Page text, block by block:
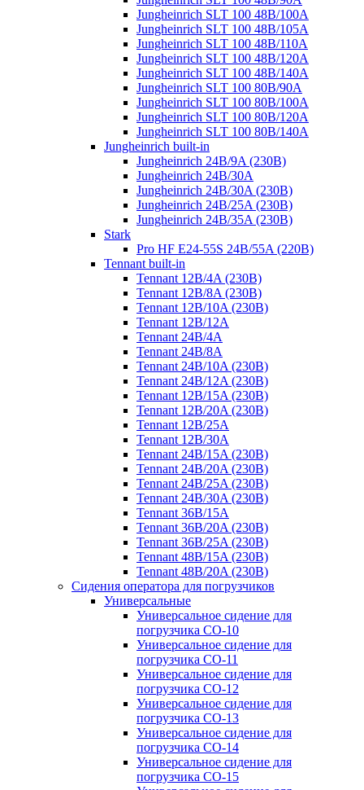
Jungheinrich SLT 100 48B/100A
Jungheinrich SLT 100 48B/105A
Jungheinrich SLT 100 48B/110A
Jungheinrich SLT 100 48B/120A
Jungheinrich SLT 100 48B/140A
Jungheinrich SLT 100 80B/90A
Jungheinrich SLT 100 80B/100A
Jungheinrich SLT 100 80B/120A
Jungheinrich SLT 100 80B/140A
Jungheinrich built-in
Jungheinrich 24B/9A (230B)
Jungheinrich 24B/30A
Jungheinrich 24B/30A (230B)
Jungheinrich 24B/25A (230B)
Jungheinrich 24B/35A (230B)
Stark
Pro HF E24-55S 24B/55A (220B)
Tennant built-in
Tennant 12B/4A (230B)
Tennant 12B/8A (230B)
Tennant 12B/10A (230B)
Tennant 12B/12A
Tennant 24B/4A
Tennant 24B/8A
Tennant 24B/10A (230B)
Tennant 24B/12A (230B)
Tennant 12B/15A (230B)
Tennant 12B/20A (230B)
Tennant 12B/25A
Tennant 12B/30A
Tennant 24B/15A (230B)
Tennant 24B/20A (230B)
Tennant 24B/25A (230B)
Tennant 24B/30A (230B)
Tennant 36B/15A
Tennant 36B/20A (230B)
Tennant 36B/25A (230B)
Tennant 48B/15A (230B)
Tennant 48B/20A (230B)
Сидения оператора для погрузчиков
Универсальные
Универсальное сидение для
погрузчика CO-10
Универсальное сидение для
погрузчика CO-11
Универсальное сидение для
погрузчика CO-12
Универсальное сидение для
погрузчика CO-13
Универсальное сидение для
погрузчика CO-14
Универсальное сидение для
погрузчика CO-15